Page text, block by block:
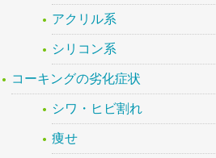
アクリル系
シリコン系
コーキングの劣化症状
シワ・ヒビ割れ
痩せ